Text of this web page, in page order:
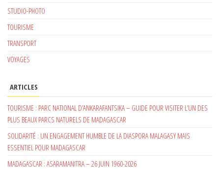
STUDIO-PHOTO
TOURISME
TRANSPORT
VOYAGES
ARTICLES
TOURISME : PARC NATIONAL D’ANKARAFANTSIKA – GUIDE POUR VISITER L’UN DES
PLUS BEAUX PARCS NATURELS DE MADAGASCAR
SOLIDARITÉ : UN ENGAGEMENT HUMBLE DE LA DIASPORA MALAGASY MAIS
ESSENTIEL POUR MADAGASCAR
MADAGASCAR : ASARAMANITRA – 26 JUIN 1960-2026